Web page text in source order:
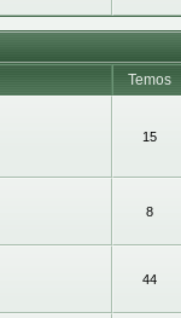
Temos
15
8
44